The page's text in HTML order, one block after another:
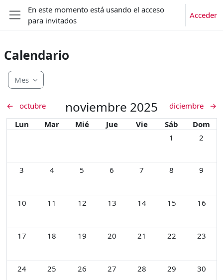
Salta al contenido principal
Panel lateral
En este momento está usando el acceso
para invitados
Acceder
Calendario
Mes
← octubre noviembre 2025 diciembre
→
Lunes
Lun Martes
Mar Miércoles
Mié Jueves
Jue Viernes
Vie Sábado
Sáb
Dom
Sin eventos,
1 Sin
2
Sin eventos, lunes, 3 noviembre
3 Sin eventos, martes, 4 noviembre
4 Sin eventos, miércoles, 5 noviembre
5 Sin eventos, jueves, 6 noviembre
6 Sin eventos, viernes, 7
7 Sin eventos,
8 Sin
9
Sin eventos, lunes, 10 noviembre
10 Sin eventos, martes, 11 noviembre
11 Sin eventos, miércoles, 12 noviembre
12 Sin eventos, jueves, 13 noviembre
13 Sin eventos, viernes, 14
14 Sin eventos,
15 Sin
16
Sin eventos, lunes, 17 noviembre
17 Sin eventos, martes, 18 noviembre
18 Sin eventos, miércoles, 19 noviembre
19 Sin eventos, jueves, 20 noviembre
20 Sin eventos, viernes, 21
21 Sin eventos,
22 Sin
23
Sin eventos, lunes, 24 noviembre
24 Sin eventos, martes, 25 noviembre
25 Sin eventos, miércoles, 26 noviembre
26 Sin eventos, jueves, 27 noviembre
27 Sin eventos, viernes, 28
28 Sin eventos,
29 Sin
30